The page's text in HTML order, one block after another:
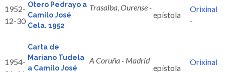
1952-
12-30
Otero Pedrayo a
Camilo José
Cela. 1952
Trasalba, Ourense -
epístola
Orixinal
-
1954-
Carta de
Mariano Tudela
a Camilo José
A Coruña - Madríd
epístola
Orixinal